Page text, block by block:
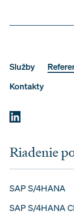
Služby
Kontakty
Riadenie
SAP S/4HANA
SAP S/4HANA